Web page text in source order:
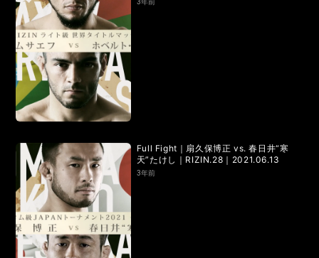
RIZIN.48 RIZIN.47
RIZIN.44 RIZIN.43
RIZIN.40 RIZIN.39
RIZIN.32 RIZIN.31 RIZIN.30
RIZIN.28 RIZIN.27
RIZIN.24 RIZIN.23
Full Fight｜扇久保博正 vs. 春日井“寒
天”たけし｜RIZIN.28｜2021.06.13
3年前